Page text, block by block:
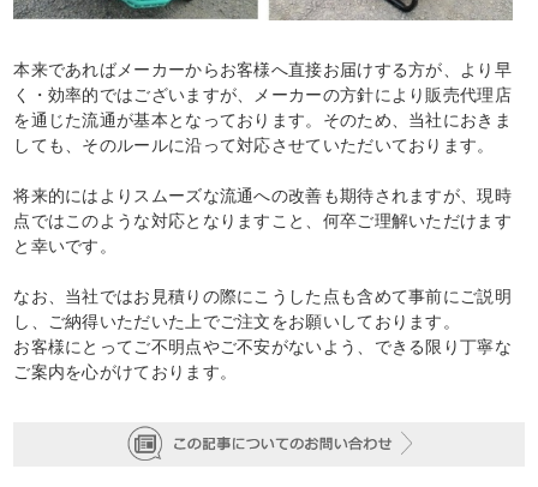
本来であればメーカーからお客様へ直接お届けする方が、より早
く・効率的ではございますが、メーカーの方針により販売代理店
を通じた流通が基本となっております。そのため、当社におきま
しても、そのルールに沿って対応させていただいております。
将来的にはよりスムーズな流通への改善も期待されますが、現時
点ではこのような対応となりますこと、何卒ご理解いただけます
と幸いです。
なお、当社ではお見積りの際にこうした点も含めて事前にご説明
し、ご納得いただいた上でご注文をお願いしております。
お客様にとってご不明点やご不安がないよう、できる限り丁寧な
ご案内を心がけております。